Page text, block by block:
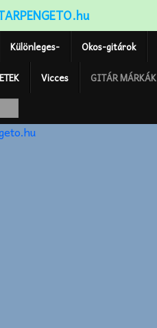
Különleges- Okos-gitárok
Vicces GITÁR MÁRKÁK